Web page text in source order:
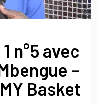
n°5 avec
–
Basket